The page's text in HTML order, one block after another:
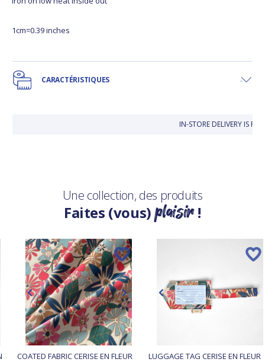
1cm=0.39 inches
CARACTÉRISTIQUES
IN-STORE DELIVERY IS
Une collection, des produits
Faites (vous)plaisir!
COATED FABRIC CERISE EN FLEUR LUGGAGE TAG CERISE EN FLEUR